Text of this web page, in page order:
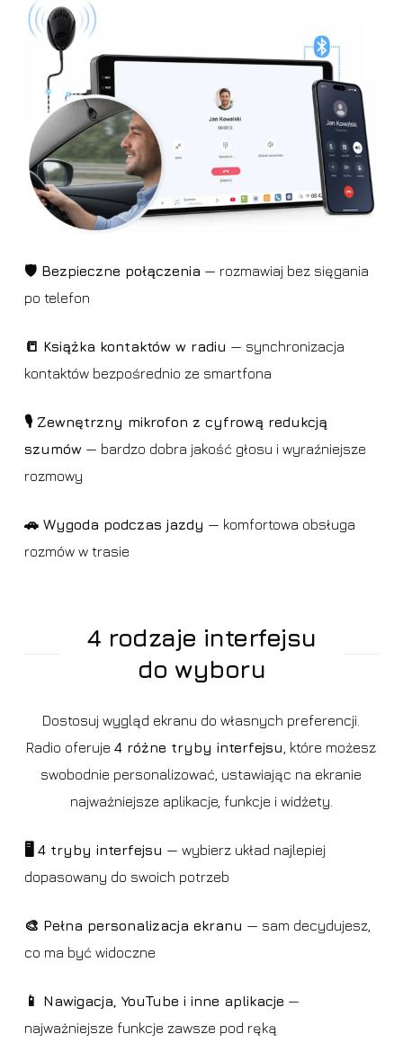
🛡️ Bezpieczne połączenia — rozmawiaj bez sięgania
po telefon
📒 Książka kontaktów w radiu — synchronizacja
kontaktów bezpośrednio ze smartfona
🎙️ Zewnętrzny mikrofon z cyfrową redukcją
szumów— bardzo dobra jakość głosu i wyraźniejsze
rozmowy
🚗 Wygoda podczas jazdy — komfortowa obsługa
rozmów w trasie
4 rodzaje interfejsu
do wyboru
Dostosuj wygląd ekranu do własnych preferencji.
Radio oferuje4 różne tryby interfejsu , które możesz
swobodnie personalizować, ustawiając na ekranie
najważniejsze aplikacje, funkcje i widżety.
🖥️ 4 tryby interfejsu — wybierz układ najlepiej
dopasowany do swoich potrzeb
🎨 Pełna personalizacja ekranu — sam decydujesz,
co ma być widoczne
📱 Nawigacja, YouTube i inne aplikacje —
najważniejsze funkcje zawsze pod ręką